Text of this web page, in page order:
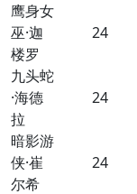
鹰身女
巫·迦
楼罗
24
九头蛇
·海德
拉
24
暗影游
侠·崔
尔希
24